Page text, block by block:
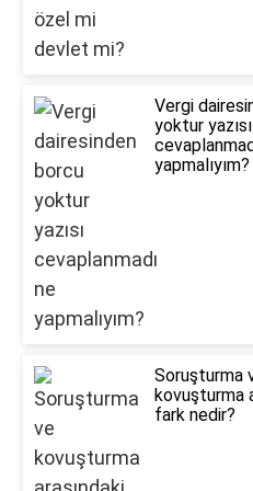
Vergi
yoktur yazısı
yapmalıyım?
Soruşturma
kovuşturma
fark nedir?